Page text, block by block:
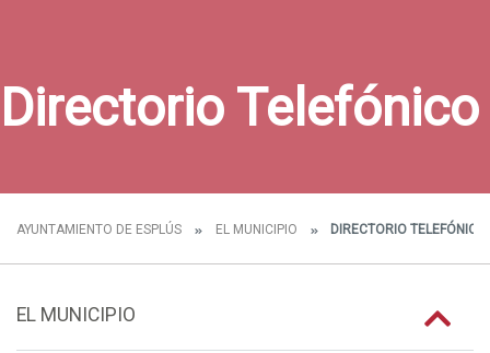
Directorio Telefónico
AYUNTAMIENTO DE ESPLÚS EL MUNICIPIO DIRECTORIO TELEFÓNICO
EL MUNICIPIO